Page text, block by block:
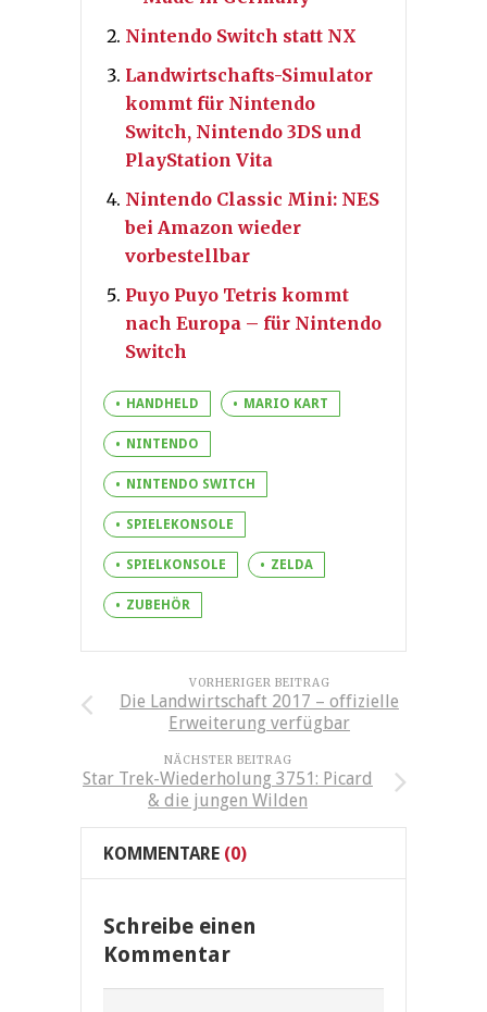
Nintendo Switch statt NX
Landwirtschafts-Simulator
kommt für Nintendo
Switch, Nintendo 3DS und
PlayStation Vita
Nintendo Classic Mini: NES
bei Amazon wieder
vorbestellbar
Puyo Puyo Tetris kommt
nach Europa – für Nintendo
Switch
HANDHELD MARIO KART
NINTENDO
NINTENDO SWITCH
SPIELEKONSOLE
SPIELKONSOLE ZELDA
ZUBEHÖR
VORHERIGER BEITRAG
Die Landwirtschaft 2017 – offizielle
Erweiterung verfügbar
NÄCHSTER BEITRAG
Star Trek-Wiederholung 3751: Picard
& die jungen Wilden
KOMMENTARE (0)
Schreibe einen
Kommentar